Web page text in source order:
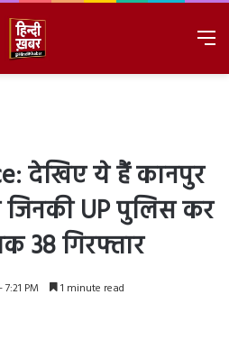
देखिए ये हैं कानपुर
जिनकी UP पुलिस कर
38 गिरफ्तार
PM 1 minute read